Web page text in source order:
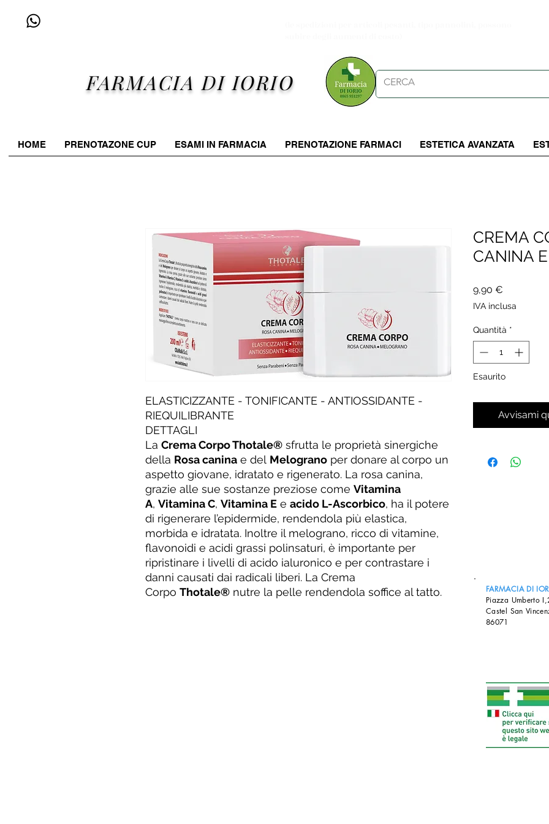
FARMACIA DI IORIO
HOME PRENOTAZONE CUP ESAMI IN FARMACIA PRENOTAZIONE FARMACI ESTETICA AVANZATA
FARMACIA DI
Piazza Umberto
Castel San
86071
ELASTICIZZANTE - TONIFICANTE - ANTIOSSIDANTE -
RIEQUILIBRANTE
DETTAGLI
La Crema Corpo Thotale® sfrutta le proprietà sinergiche
della Rosa canina e del Melograno per donare al corpo un
aspetto giovane, idratato e rigenerato. La rosa canina,
grazie alle sue sostanze preziose come Vitamina
A, Vitamina C, Vitamina E e acido L-Ascorbico, ha il potere
di rigenerare l’epidermide, rendendola più elastica,
morbida e idratata. Inoltre il melograno, ricco di vitamine,
flavonoidi e acidi grassi polinsaturi, è importante per
ripristinare i livelli di acido ialuronico e per contrastare i
danni causati dai radicali liberi. La Crema
Corpo Thotale® nutre la pelle rendendola soffice al tatto.
CREMA
CANINA
9,90 €
IVA inclusa
Quantità *
Esaurito
Avvisami